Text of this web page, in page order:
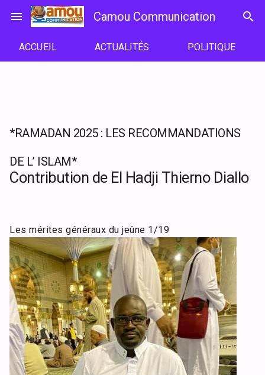
menu Camou Communication search
ACCUEIL ACTUALITÉS POLITIQUE
*RAMADAN 2025 : LES RECOMMANDATIONS
DE L’ ISLAM*
Contribution de El Hadji Thierno Diallo
Les mérites généraux du jeûne 1/19